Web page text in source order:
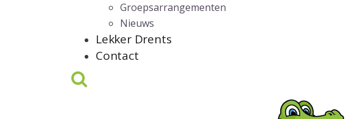
Groepsarrangementen
Nieuws
Lekker Drents
Contact